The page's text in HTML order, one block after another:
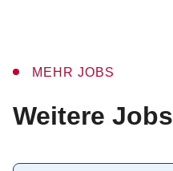
MEHR JOBS
:
Weitere Jobs